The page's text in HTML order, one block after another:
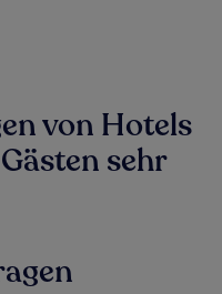
von Hotels
sehr